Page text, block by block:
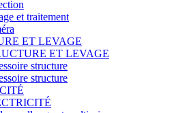
et traitement
ET LEVAGE
ET LEVAGE
structure
structure